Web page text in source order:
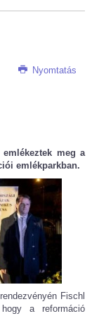
Nyomtatás
meg a
emlékparkban.
Fischl
a reformáció